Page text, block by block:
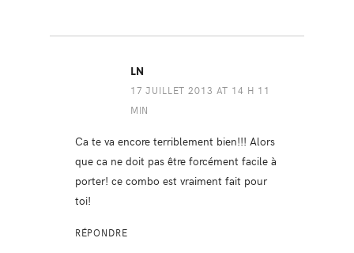
LN
17 JUILLET 2013 AT 14 H 11
MIN
Ca te va encore terriblement bien!!! Alors
que ca ne doit pas être forcément facile à
porter! ce combo est vraiment fait pour
toi!
RÉPONDRE